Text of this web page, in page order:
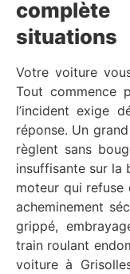
situations
Votre voiture
Tout commence
l’incident exige
réponse. Un
règlent sans
insuffisante sur la
moteur qui refuse
acheminement
grippé,
train roulant
voiture à